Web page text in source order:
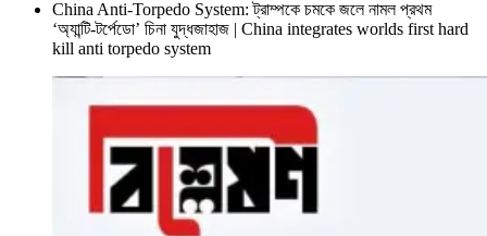
China Anti-Torpedo System: ট্রাম্পকে চমকে জলে নামল প্রথম
‘অ্যান্টি-টর্পেডো’ চিনা যুদ্ধজাহাজ | China integrates worlds first hard
kill anti torpedo system